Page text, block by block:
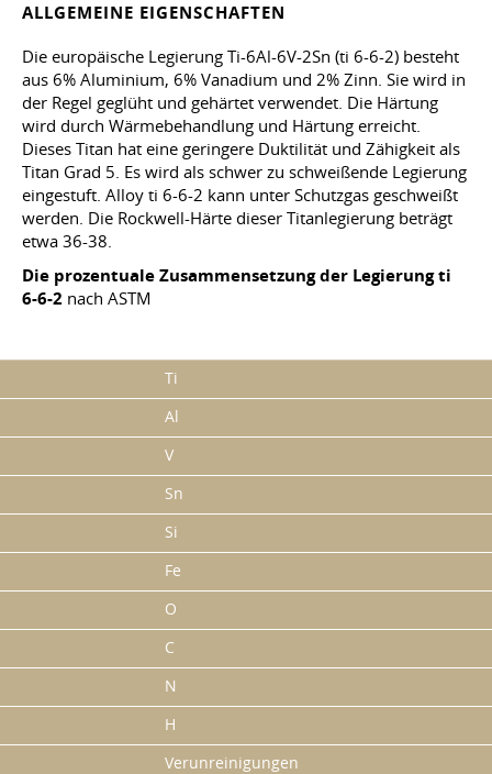
ALLGEMEINE EIGENSCHAFTEN
Die europäische Legierung Ti-6Al-6V-2Sn (ti 6-6-2) besteht
aus 6% Aluminium, 6% Vanadium und 2% Zinn. Sie wird in
der Regel geglüht und gehärtet verwendet. Die Härtung
wird durch Wärmebehandlung und Härtung erreicht.
Dieses Titan hat eine geringere Duktilität und Zähigkeit als
Titan Grad 5. Es wird als schwer zu schweißende Legierung
eingestuft. Alloy ti 6-6-2 kann unter Schutzgas geschweißt
werden. Die Rockwell-Härte dieser Titanlegierung beträgt
etwa 36-38.
Die prozentuale Zusammensetzung der Legierung ti
6-6-2 nach ASTM
Ti
Al
V
Sn
Si
Fe
O
C
N
H
Verunreinigungen